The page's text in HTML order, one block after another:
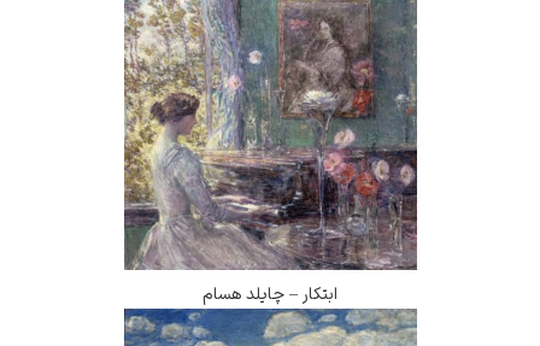
ابتکار – چایلد هسام